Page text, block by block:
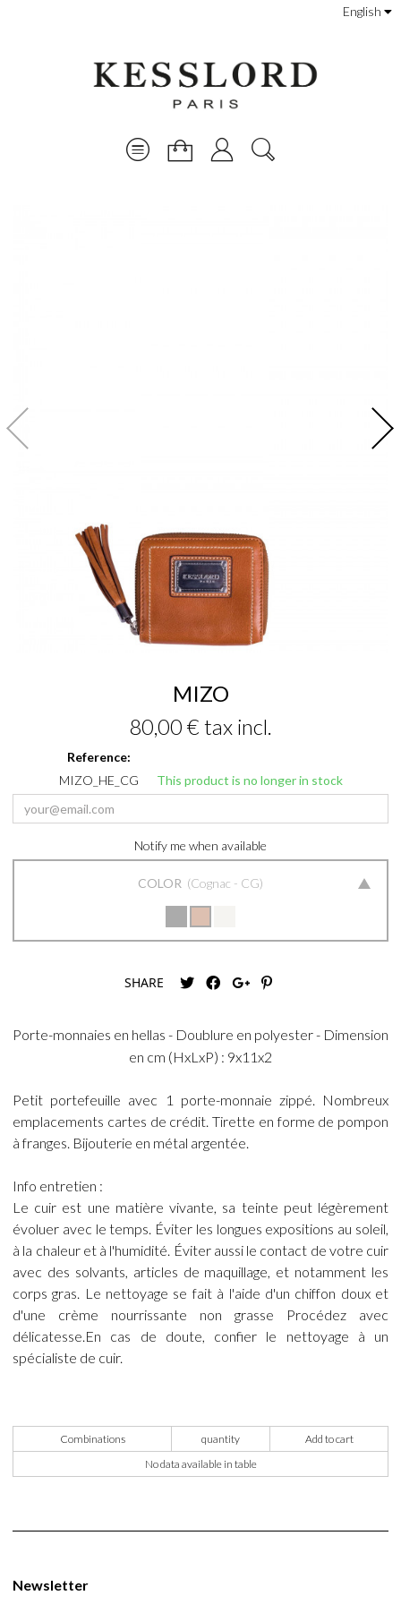
English
MIZO
80,00 € tax incl.
Reference:
MIZO_HE_CG
This product is no longer in stock
Notify me when available
COLOR Cognac - CG
SHARE
Porte-monnaies en hellas - Doublure en polyester - Dimension
en cm (HxLxP) : 9x11x2
Petit portefeuille avec 1 porte-monnaie zippé. Nombreux
emplacements cartes de crédit. Tirette en forme de pompon
à franges. Bijouterie en métal argentée.
Info entretien :
Le cuir est une matière vivante, sa teinte peut légèrement
évoluer avec le temps. Éviter les longues expositions au soleil,
à la chaleur et à l'humidité. Éviter aussi le contact de votre cuir
avec des solvants, articles de maquillage, et notamment les
corps gras. Le nettoyage se fait à l'aide d'un chiffon doux et
d'une crème nourrissante non grasse Procédez avec
délicatesse.En cas de doute, confier le nettoyage à un
spécialiste de cuir.
Combinations quantity
Add to cart
No data available in table
Newsletter